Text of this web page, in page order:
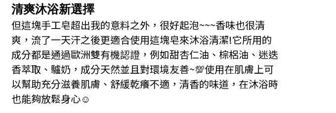
清爽沐浴新選擇
但這塊手工皂超出我的意料之外，很好起泡~~~香味也很清
爽，流了一天汗之後更適合使用這塊皂來沐浴清潔!它所用的
成分都是通過歐洲雙有機認證，例如甜杏仁油、棕梠油、迷迭
香萃取、驢奶，成分天然並且對環境友善~💯使用在肌膚上可
以幫助充分滋養肌膚、舒緩乾癢不適，清香的味道，在沐浴時
也能夠放鬆身心☺️